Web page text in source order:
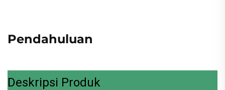
Pendahuluan
Deskripsi Produk